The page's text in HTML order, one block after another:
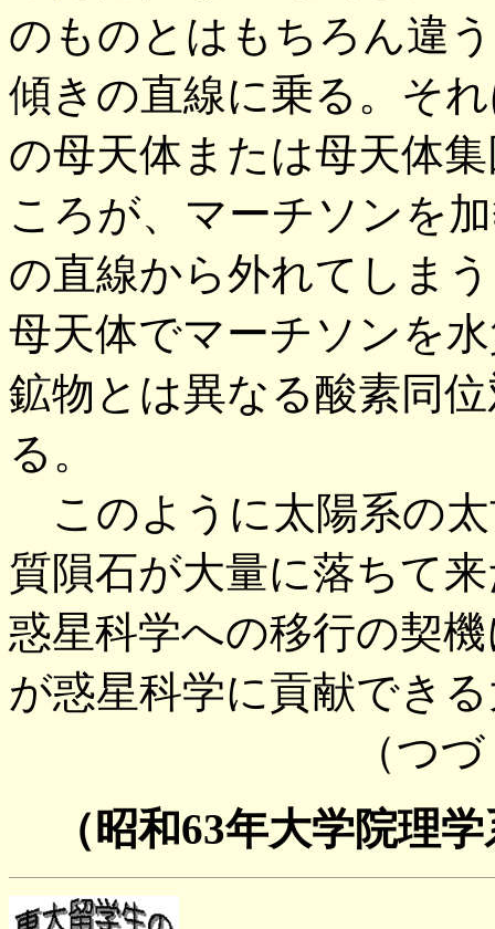
のものとはもちろん違
傾きの直線に乗る。そ
の母天体または母天体
ころが、マーチソンを
の直線から外れてしま
母天体でマーチソンを
鉱物とは異なる酸素同
る。
このように太陽系の
質隕石が大量に落ちて
惑星科学への移行の契
が惑星科学に貢献でき
（つづく
（昭和63年大学院理